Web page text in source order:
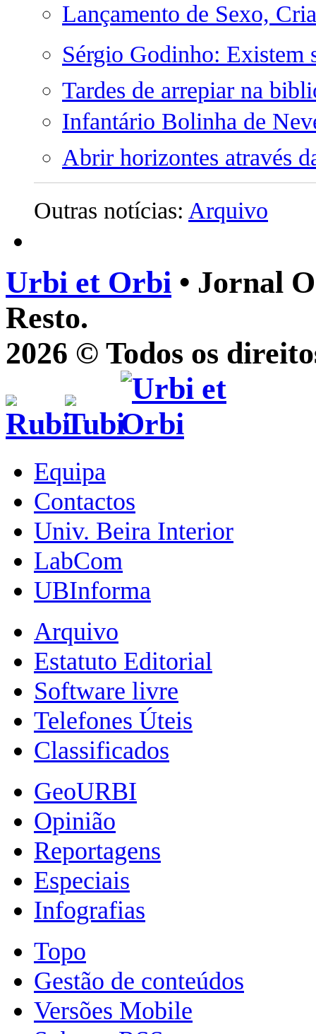
Lançamento de Sexo,
Sérgio Godinho: Existem
Tardes de arrepiar na
Infantário Bolinha de
Abrir horizontes através
Outras notícias: Arquivo
Urbi et Orbi • Jornal
Resto.
2026 © Todos os
Equipa
Contactos
Univ. Beira Interior
LabCom
UBInforma
Arquivo
Estatuto Editorial
Software livre
Telefones Úteis
Classificados
GeoURBI
Opinião
Reportagens
Especiais
Infografias
Topo
Gestão de conteúdos
Versões Mobile